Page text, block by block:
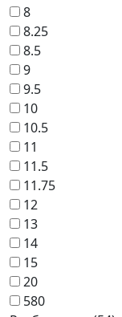
8
8.25
8.5
9
9.5
10
10.5
11
11.5
11.75
12
13
14
15
20
580